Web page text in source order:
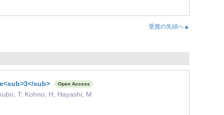
受賞の先頭へ▲
sub> Open Access
T; Kohno, H; Hayashi, M